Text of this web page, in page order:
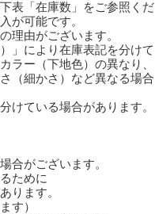
表「在庫数」をご参照くだ
可能です。
理由がございます。
」により在庫表記を分けて
ー（下地色）の異なり、
細かさ）など異なる場合
ている場合があります。
合がございます。
ために
ります。
す）